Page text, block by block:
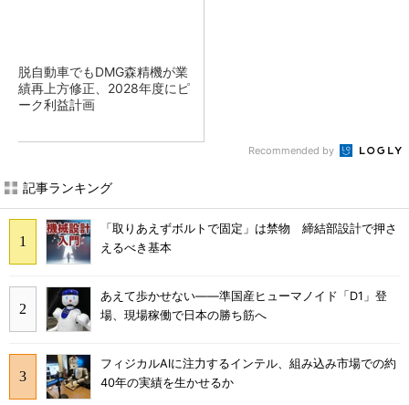
脱自動車でもDMG森精機が業
績再上方修正、2028年度にピ
ーク利益計画
Recommended by
記事ランキング
「取りあえずボルトで固定」は禁物 締結部設計で押さ
えるべき基本
あえて歩かせない――準国産ヒューマノイド「D1」登
場、現場稼働で日本の勝ち筋へ
フィジカルAIに注力するインテル、組み込み市場での約
40年の実績を生かせるか